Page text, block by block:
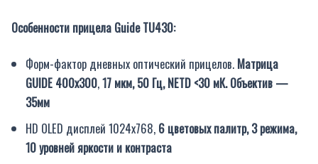
Особенности прицела Guide TU430:
Форм-фактор дневных оптический прицелов. Матрица
GUIDE 400х300,17 мкм, 50 Гц, NETD <30 мК. Объектив —
35мм
HD OLED дисплей 1024х768, 6 цветовых палитр, 3 режима,
10 уровней яркости и контраста